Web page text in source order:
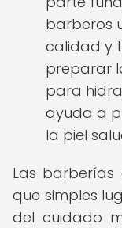
barberos
calidad y
preparar
para
ayuda a
la piel
Las
que simples
del cuidado